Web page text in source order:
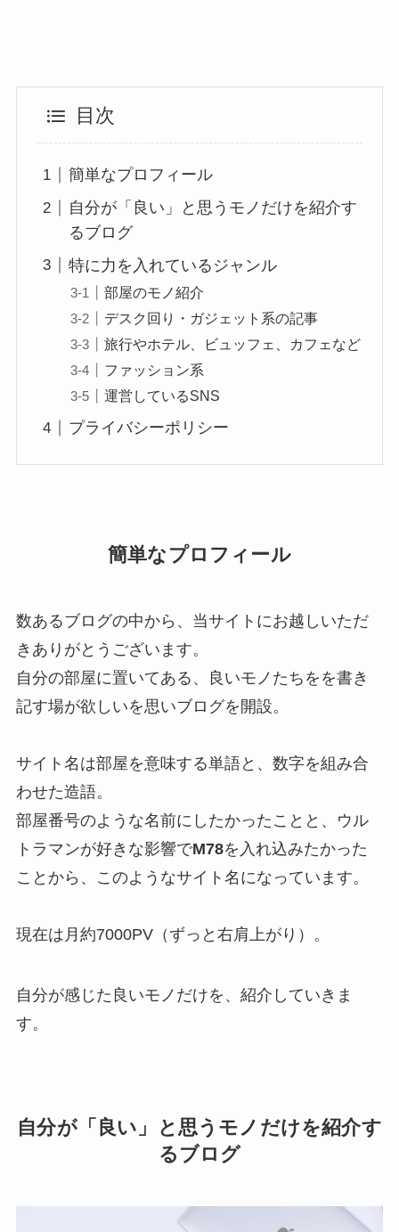
目次
簡単なプロフィール
自分が「良い」と思うモノだけを紹介す
るブログ
特に力を入れているジャンル
部屋のモノ紹介
デスク回り・ガジェット系の記事
旅行やホテル、ビュッフェ、カフェなど
ファッション系
運営しているSNS
プライバシーポリシー
簡単なプロフィール
数あるブログの中から、当サイトにお越しいただ
きありがとうございます。
自分の部屋に置いてある、良いモノたちをを書き
記す場が欲しいを思いブログを開設。
サイト名は部屋を意味する単語と、数字を組み合
わせた造語。
部屋番号のような名前にしたかったことと、ウル
トラマンが好きな影響でM78を入れ込みたかった
ことから、このようなサイト名になっています。
現在は月約7000PV（ずっと右肩上がり）。
自分が感じた良いモノだけを、紹介していきま
す。
自分が「良い」と思うモノだけを紹介す
るブログ